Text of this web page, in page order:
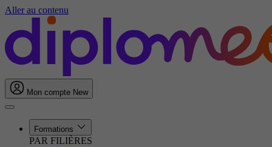
Aller au contenu
Mon compte New
Formations
PAR FILIÈRES